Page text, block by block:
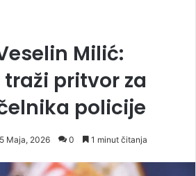
Milić:
pritvor za
policije
Maja, 2026 0 1 minut čitanja